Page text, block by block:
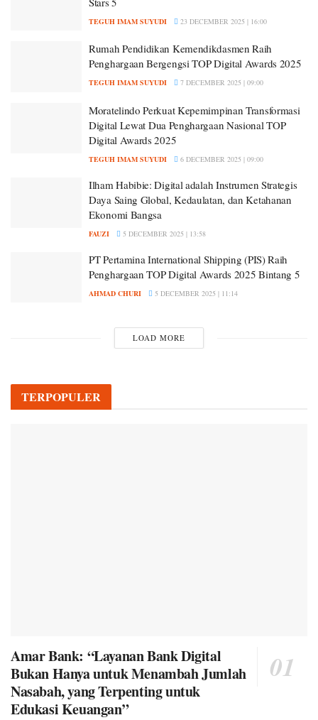
TEGUH IMAM SUYUDI 23 DECEMBER 2025 | 16:00
Rumah Pendidikan Kemendikdasmen Raih
Penghargaan Bergengsi TOP Digital Awards 2025
TEGUH IMAM SUYUDI 7 DECEMBER 2025 | 09:00
Moratelindo Perkuat Kepemimpinan Transformasi
Digital Lewat Dua Penghargaan Nasional TOP
Digital Awards 2025
TEGUH IMAM SUYUDI 6 DECEMBER 2025 | 09:00
Ilham Habibie: Digital adalah Instrumen Strategis
Daya Saing Global, Kedaulatan, dan Ketahanan
Ekonomi Bangsa
FAUZI 5 DECEMBER 2025 | 13:58
PT Pertamina International Shipping (PIS) Raih
Penghargaan TOP Digital Awards 2025 Bintang 5
AHMAD CHURI 5 DECEMBER 2025 | 11:14
LOAD MORE
TERPOPULER
Amar Bank: “Layanan Bank Digital
Bukan Hanya untuk Menambah Jumlah
Nasabah, yang Terpenting untuk
Edukasi Keuangan”